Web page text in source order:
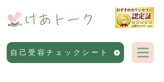
自己受容チェックシート